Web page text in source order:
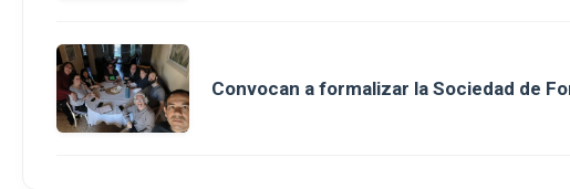
Convocan a formalizar la Sociedad de